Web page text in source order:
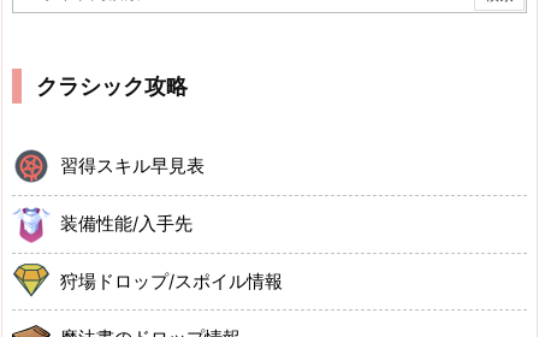
クラシック攻略
習得スキル早見表
装備性能/入手先
狩場ドロップ/スポイル情報